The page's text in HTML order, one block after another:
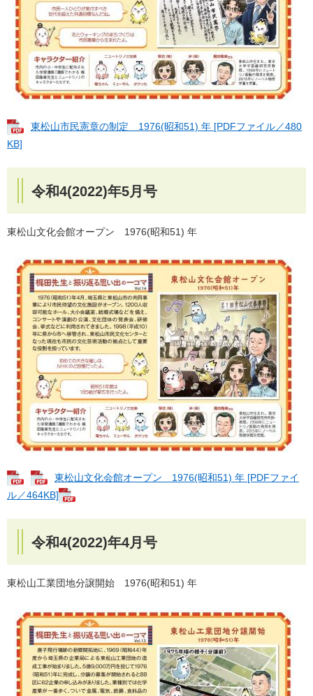
東松山市民憲章の制定 1976(昭和51) 年 [PDFファイル／480
KB]
令和4(2022)年5月号
​​東松山文化会館オープン 1976(昭和51) 年
​​東松山文化会館オープン 1976(昭和51) 年 [PDFファイ
ル／464KB]
令和4(2022)年4月号
​​東松山工業団地分譲開始 1976(昭和51) 年